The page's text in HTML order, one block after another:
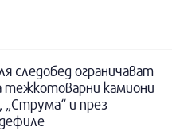
следобед ограничават
тежкотоварни камиони
„Струма“ и през